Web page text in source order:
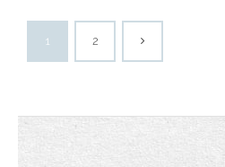
1 2